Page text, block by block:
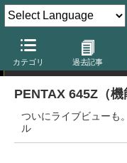
カテゴリ 過去記事
新製品レビュー
PENTAX 645Z（機
ついにライブビューも
ル